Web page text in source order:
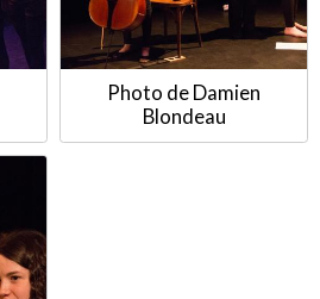
Photo de Damien
Blondeau